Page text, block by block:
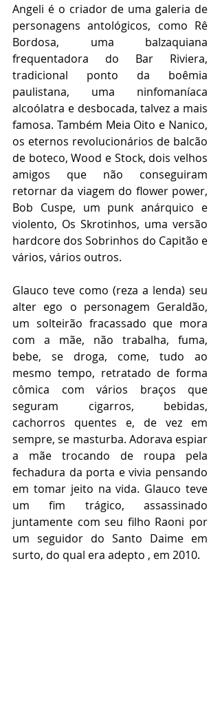
Angeli é o criador de uma galeria de
personagens antológicos, como Rê
Bordosa, uma balzaquiana
frequentadora do Bar Riviera,
tradicional ponto da boêmia
paulistana, uma ninfomaníaca
alcoólatra e desbocada, talvez a mais
famosa. Também Meia Oito e Nanico,
os eternos revolucionários de balcão
de boteco, Wood e Stock, dois velhos
amigos que não conseguiram
retornar da viagem do flower power,
Bob Cuspe, um punk anárquico e
violento, Os Skrotinhos, uma versão
hardcore dos Sobrinhos do Capitão e
vários, vários outros.
Glauco teve como (reza a lenda) seu
alter ego o personagem Geraldão,
um solteirão fracassado que mora
com a mãe, não trabalha, fuma,
bebe, se droga, come, tudo ao
mesmo tempo, retratado de forma
cômica com vários braços que
seguram cigarros, bebidas,
cachorros quentes e, de vez em
sempre, se masturba. Adorava espiar
a mãe trocando de roupa pela
fechadura da porta e vivia pensando
em tomar jeito na vida. Glauco teve
um fim trágico, assassinado
juntamente com seu filho Raoni por
um seguidor do Santo Daime em
surto, do qual era adepto , em 2010.